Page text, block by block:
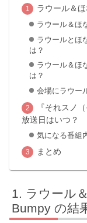
ラウール＆
ラウール＆ほ
ラウールとほ
は？
ラウール＆ほ
は？
会場にラウー
『それスノ
放送日はいつ？
気になる番組
まとめ
ラウール
Bumpy の結